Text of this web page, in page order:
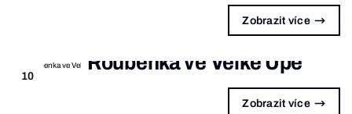
Zobrazit více
10
Roubenka ve Velké Úpě
Zobrazit více